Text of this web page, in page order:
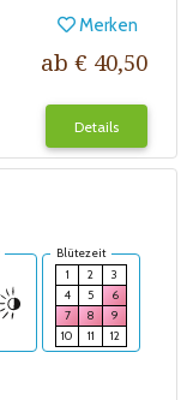
Merken
ab € 40,50
Details
Blütezeit
1
2
3
4
5
6
7
8
9
10
11 12